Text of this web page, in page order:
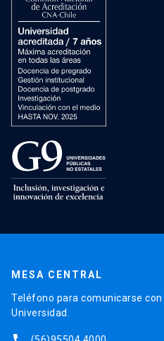
MESA CENTRAL
Teléfono para comunicarse
Universidad.